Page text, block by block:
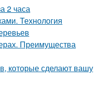
2 часа
Технология
Преимущества
которые сделают вашу